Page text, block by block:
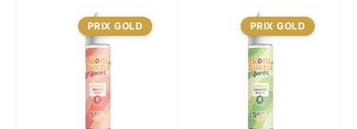
PRIX GOLD PRIX GOLD